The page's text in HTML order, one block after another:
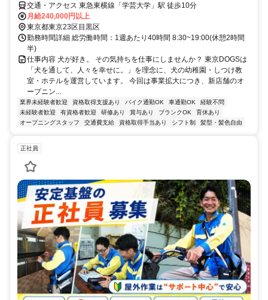
交通・アクセス 東急東横線「学芸大学」駅 徒歩10分
月給240,000円以上
東京都東京23区目黒区
勤務時間詳細 総労働時間：1週あたり40時間 8:30~19:00(休憩2時間
半)
仕事内容 犬が好き。 その気持ちを仕事にしませんか？ 東京DOGSは
「犬を通して、人々を幸せに。」を理念に、犬の幼稚園・しつけ教
室・ホテルを運営しています。 今回は事業拡大につき、新店舗のオ
ープニン...
業界未経験者歓迎 資格取得支援あり バイク通勤OK 車通勤OK
経験不問
未経験者歓迎
有資格者歓迎 研修あり 賞与あり ブランクOK
育休あり
オープニングスタッフ
交通費支給 資格取得手当あり シフト制 髪型・髪色自由
正社員